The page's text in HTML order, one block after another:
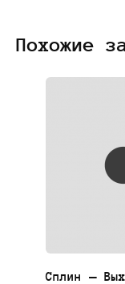
Похожие
Сплин —